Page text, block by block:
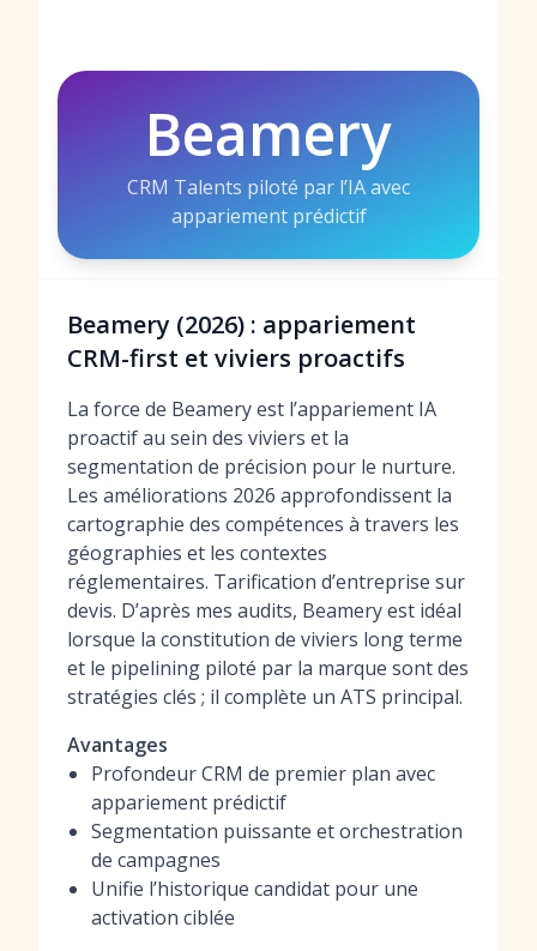
Beamery
CRM Talents piloté par l’IA avec
appariement prédictif
Beamery (2026) : appariement
CRM-first et viviers proactifs
La force de Beamery est l’appariement IA
proactif au sein des viviers et la
segmentation de précision pour le nurture.
Les améliorations 2026 approfondissent la
cartographie des compétences à travers les
géographies et les contextes
réglementaires. Tarification d’entreprise sur
devis. D’après mes audits, Beamery est idéal
lorsque la constitution de viviers long terme
et le pipelining piloté par la marque sont des
stratégies clés ; il complète un ATS principal.
Avantages
Profondeur CRM de premier plan avec
appariement prédictif
Segmentation puissante et orchestration
de campagnes
Unifie l’historique candidat pour une
activation ciblée